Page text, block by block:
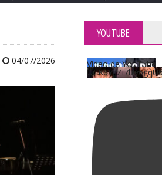
04/07/2026
YOUTUBE
Vídeo de YouTube